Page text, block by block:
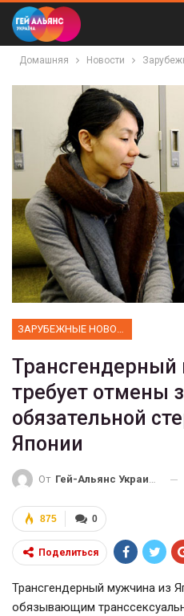
Домашняя Новости
требует отмены
обязательной
Японии
От Гей-Альянс Украина
0
875
Поделиться
Трансгендерный мужчина из
обязывающим